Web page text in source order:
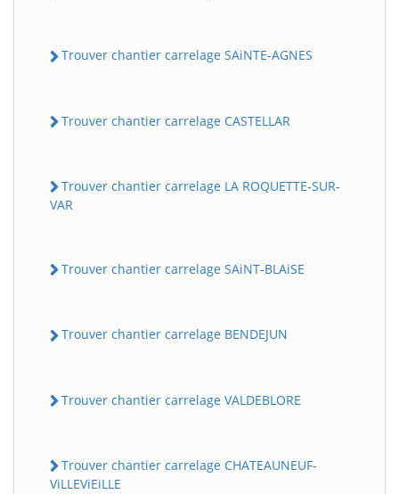
Trouver chantier carrelage SAiNTE-AGNES
Trouver chantier carrelage CASTELLAR
Trouver chantier carrelage LA ROQUETTE-SUR-
VAR
Trouver chantier carrelage SAiNT-BLAiSE
Trouver chantier carrelage BENDEJUN
Trouver chantier carrelage VALDEBLORE
Trouver chantier carrelage CHATEAUNEUF-
ViLLEViEiLLE